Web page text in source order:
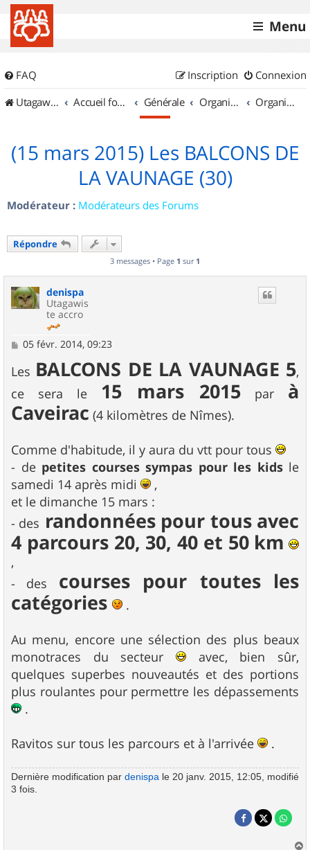
Menu
FAQ Connexion
Inscription
UtagawaVTT (Randos VTT et VTTAE avec traces GPS)
Accueil forum Générale Organisation de sorties & Recherche de partenaires Organisation de sorties en région Languedoc Roussillon
(15 mars 2015) Les BALCONS DE
LA VAUNAGE (30)
Modérateur : Modérateurs des Forums
Répondre
3 messages • Page 1 sur 1
denispa
Utagawis
te accro
M
s
g
e
05 févr. 2014, 09:23
Les BALCONS DE LA VAUNAGE 5,
ce sera le 15 mars 2015 par à
Caveirac (4 kilomètres de Nîmes).
Comme d'habitude, il y aura du vtt pour tous
- de petites courses sympas pour les kidsle
samedi 14 après midi
,
et le dimanche 15 mars :
- des randonnées pour tous avec
4 parcours 20, 30, 40 et 50 km
,
- des courses pour toutes les
catégories
.
Au menu, encore une sélection des plus beaux
monotraces du secteur
avec, bien sûr,
quelques superbes nouveautés et des portions
plus roulantes pour permettre les dépassements
.
Ravitos sur tous les parcours et à l'arrivée .
Dernière modification par denispa le 20 janv. 2015, 12:05, modifié
3 fois.